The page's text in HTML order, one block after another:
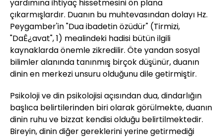
yardımına ihtiyaç hissetmesini ön plana
çıkarmışlardır. Duanın bu muhtevasından dolayı Hz.
Peygamber'in "Dua ibadetin özüdür" (Tirmizi,
"DaÊ¿avat", 1) mealindeki hadisi bütün ilgili
kaynaklarda önemle zikredilir. Öte yandan sosyal
bilimler alanında tanınmış birçok düşünür, duanın
dinin en merkezi unsuru olduğunu dile getirmiştir.
Psikoloji ve din psikolojisi açısından dua, dindarlığın
başlıca belirtilerinden biri olarak görülmekte, duanın
dinin ruhu ve bizzat kendisi olduğu belirtilmektedir.
Bireyin, dinin diğer gereklerini yerine getirmediği